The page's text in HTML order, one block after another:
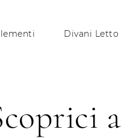
Divani Letto
a